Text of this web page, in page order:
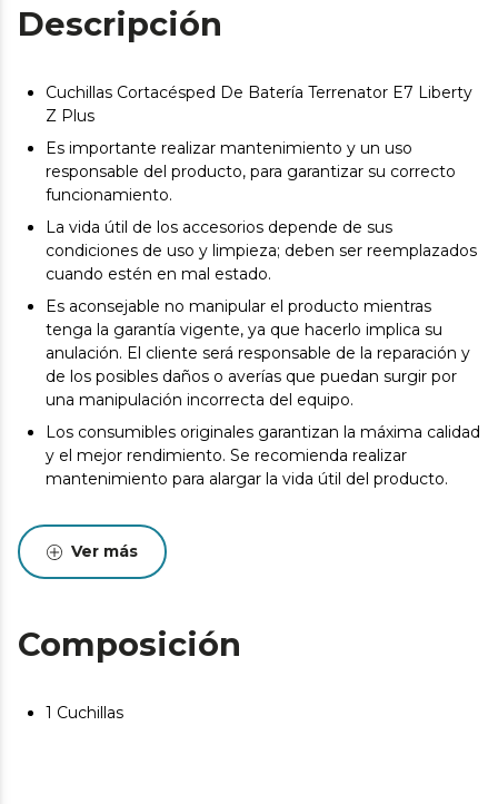
Descripción
Cuchillas Cortacésped De Batería Terrenator E7 Liberty
Z Plus
Es importante realizar mantenimiento y un uso
responsable del producto, para garantizar su correcto
funcionamiento.
La vida útil de los accesorios depende de sus
condiciones de uso y limpieza; deben ser reemplazados
cuando estén en mal estado.
Es aconsejable no manipular el producto mientras
tenga la garantía vigente, ya que hacerlo implica su
anulación. El cliente será responsable de la reparación y
de los posibles daños o averías que puedan surgir por
una manipulación incorrecta del equipo.
Los consumibles originales garantizan la máxima calidad
y el mejor rendimiento. Se recomienda realizar
mantenimiento para alargar la vida útil del producto.
Ver más
Composición
1 Cuchillas